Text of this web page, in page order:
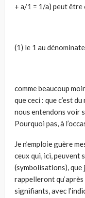
+ a/1 = 1/a) peut être
(1) le 1 au
comme beaucoup
que ceci : que c’est
nous entendons voir
Pourquoi pas, à
Je n’emploie guère
ceux qui, ici, peuvent
(symbolisations), que
rappelleront
signifiants, avec